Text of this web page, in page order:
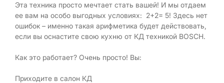
Эта техника просто мечтает стать вашей! И мы отдаем
ее вам на особо выгодных условиях: 2+2= 5! Здесь нет
ошибок – именно такая арифметика будет действовать,
если вы оснастите свою кухню от КД техникой BOSCH.
Как это работает? Очень просто! Вы:
Приходите в салон КД